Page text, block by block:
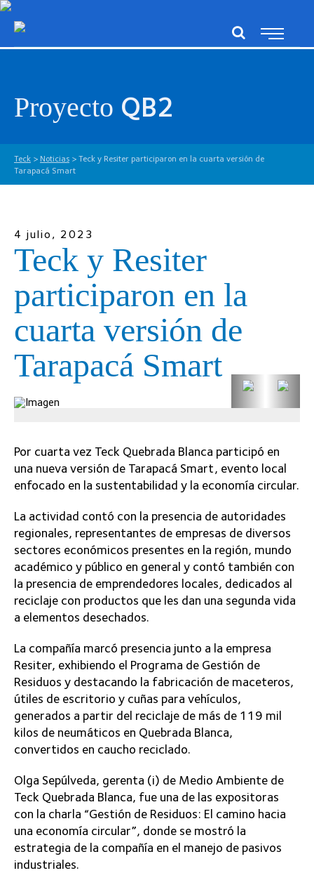
Proyecto QB2
Teck > Noticias > Teck y Resiter participaron en la cuarta versión de
Tarapacá Smart
4 julio, 2023
Teck y Resiter
participaron en la
cuarta versión de
Tarapacá Smart
Por cuarta vez Teck Quebrada Blanca participó en
una nueva versión de Tarapacá Smart, evento local
enfocado en la sustentabilidad y la economía circular.
La actividad contó con la presencia de autoridades
regionales, representantes de empresas de diversos
sectores económicos presentes en la región, mundo
académico y público en general y contó también con
la presencia de emprendedores locales, dedicados al
reciclaje con productos que les dan una segunda vida
a elementos desechados.
La compañía marcó presencia junto a la empresa
Resiter, exhibiendo el Programa de Gestión de
Residuos y destacando la fabricación de maceteros,
útiles de escritorio y cuñas para vehículos,
generados a partir del reciclaje de más de 119 mil
kilos de neumáticos en Quebrada Blanca,
convertidos en caucho reciclado.
Olga Sepúlveda, gerenta (i) de Medio Ambiente de
Teck Quebrada Blanca, fue una de las expositoras
con la charla “Gestión de Residuos: El camino hacia
una economía circular”, donde se mostró la
estrategia de la compañía en el manejo de pasivos
industriales.